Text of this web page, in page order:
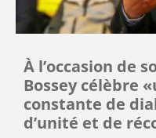
À l’occasion de
Bossey célèbre
constante de
d’unité et de